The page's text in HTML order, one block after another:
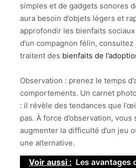
simples et de gadgets sonores
aura besoin d’objets légers et
approfondir les bienfaits
d’un compagnon félin,
traitent des bienfaits de
Observation : prenez le temps
comportements. Un carnet
: il révèle des tendances que
pas. À force d’observation, vous
augmenter la difficulté d’un jeu
une alternative.
Voir aussi : Les avantages